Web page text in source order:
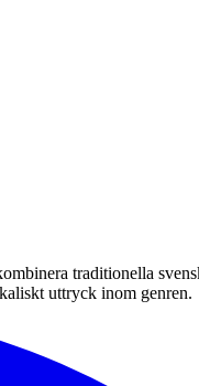
traditionella
uttryck inom genren.